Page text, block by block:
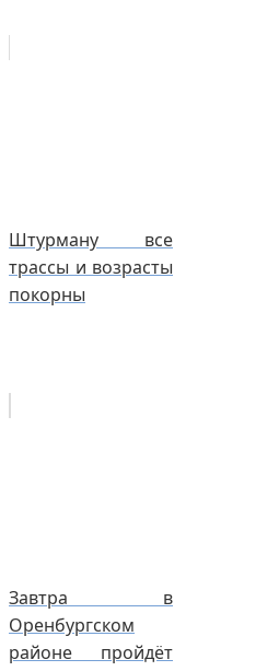
Штурману все
трассы и возрасты
покорны
Завтра в
Оренбургском
районе пройдёт